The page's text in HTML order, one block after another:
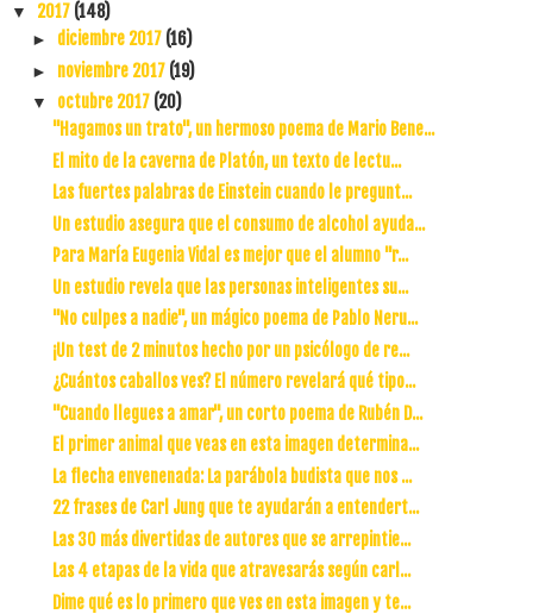
▼ 2017 (148)
► diciembre 2017 (16)
► noviembre 2017 (19)
▼ octubre 2017 (20)
"Hagamos un trato", un hermoso poema de Mario Bene...
El mito de la caverna de Platón, un texto de lectu...
Las fuertes palabras de Einstein cuando le pregunt...
Un estudio asegura que el consumo de alcohol ayuda...
Para María Eugenia Vidal es mejor que el alumno "r...
Un estudio revela que las personas inteligentes su...
"No culpes a nadie", un mágico poema de Pablo Neru...
¡Un test de 2 minutos hecho por un psicólogo de re...
¿Cuántos caballos ves? El número revelará qué tipo...
"Cuando llegues a amar", un corto poema de Rubén D...
El primer animal que veas en esta imagen determina...
La flecha envenenada: La parábola budista que nos ...
22 frases de Carl Jung que te ayudarán a entendert...
Las 30 más divertidas de autores que se arrepintie...
Las 4 etapas de la vida que atravesarás según carl...
Dime qué es lo primero que ves en esta imagen y te...